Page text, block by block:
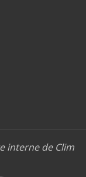
interne de Clim